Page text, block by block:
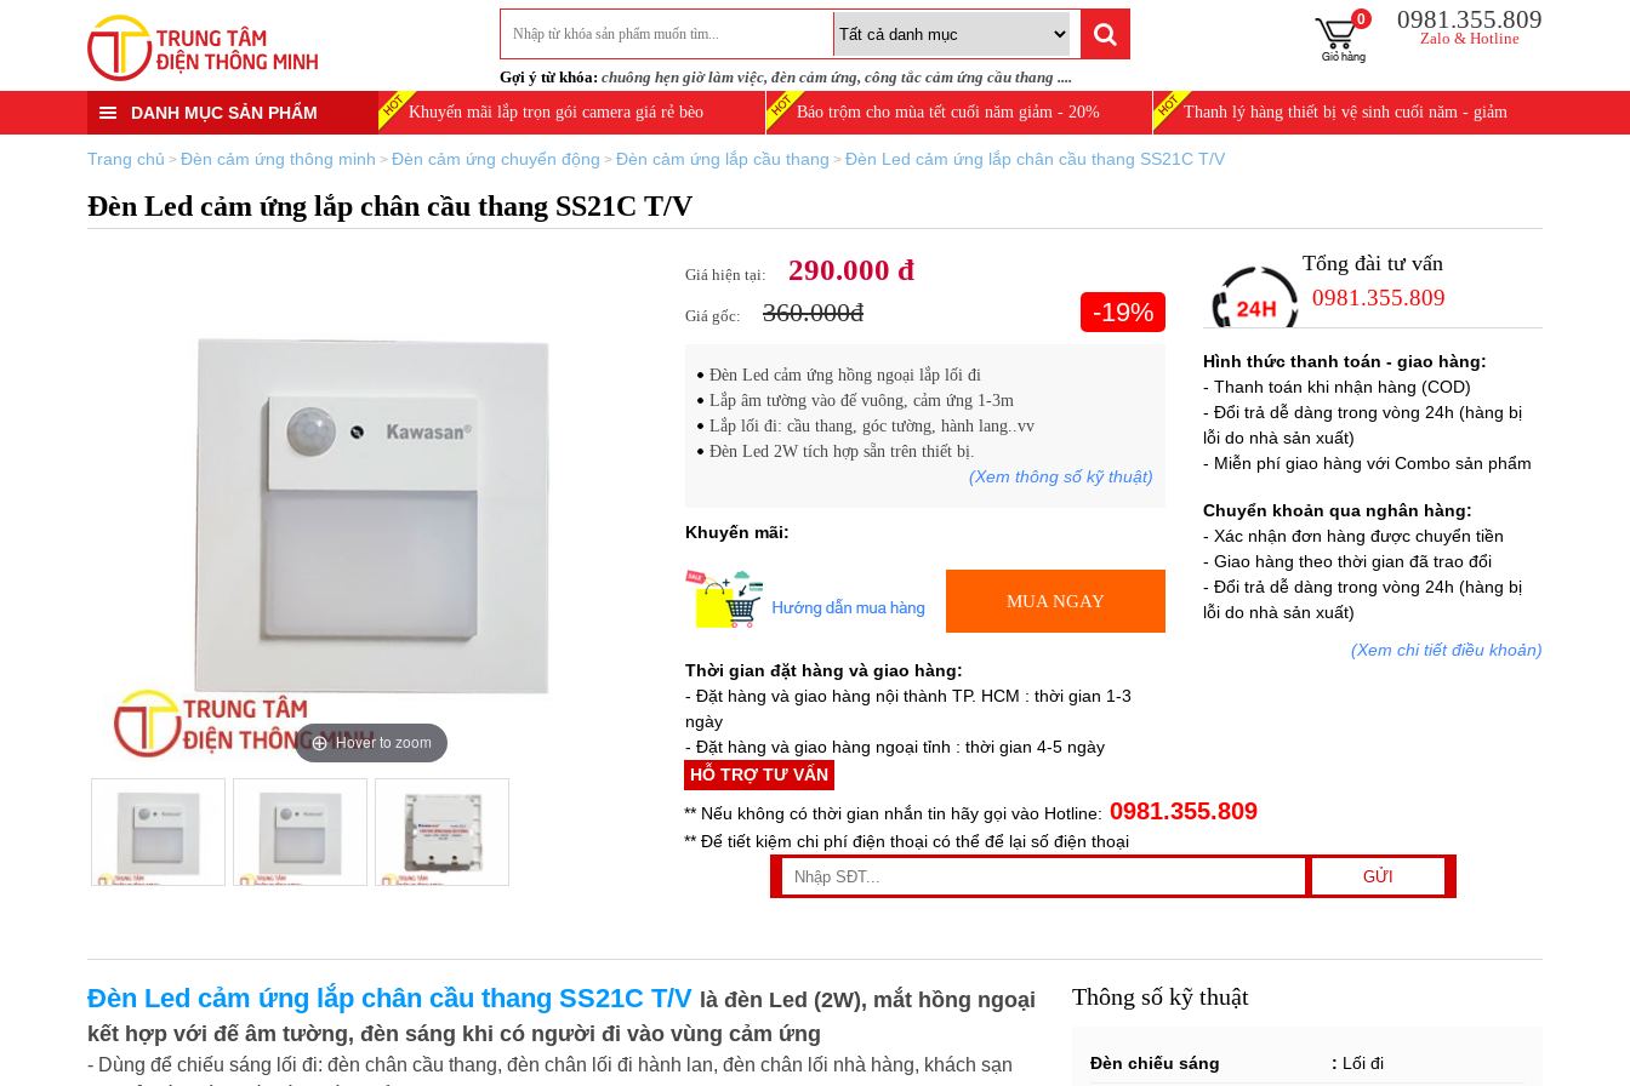
Gợi ý từ khóa: chuông hẹn giờ làm việc, đèn cảm ứng, công tắc cảm ứng cầu thang ....
0981.355.809
Zalo & Hotline
0
DANH MỤC SẢN PHẨM Khuyến mãi lắp trọn gói camera giá rẻ bèo Báo trộm cho mùa tết cuối năm giảm - 20% Thanh lý hàng thiết bị vệ sinh cuối năm - giảm
25%
Trang chủ > Đèn cảm ứng thông minh > Đèn cảm ứng chuyển động > Đèn cảm ứng lắp cầu thang > Đèn Led cảm ứng lắp chân cầu thang SS21C T/V
Đèn Led cảm ứng lắp chân cầu thang SS21C T/V
Hover to zoom
Hover to zoom
Hover to zoom
Giá hiện tại: 290.000 đ
Giá gốc: 360.000đ -19%
Đèn Led cảm ứng hồng ngoại lắp lối đi
Lắp âm tường vào đế vuông, cảm ứng 1-3m
Lắp lối đi: cầu thang, góc tường, hành lang..vv
Đèn Led 2W tích hợp sẵn trên thiết bị.
(Xem thông số kỹ thuật)
Khuyến mãi:
MUA NGAY
Thời gian đặt hàng và giao hàng:
- Đặt hàng và giao hàng nội thành TP. HCM : thời gian 1-3
ngày
- Đặt hàng và giao hàng ngoại tỉnh : thời gian 4-5 ngày
Tổng đài tư vấn
0981.355.809
Hình thức thanh toán - giao hàng:
- Thanh toán khi nhận hàng (COD)
- Đổi trả dễ dàng trong vòng 24h (hàng bị
lỗi do nhà sản xuất)
- Miễn phí giao hàng với Combo sản phẩm
Chuyển khoản qua nghân hàng:
- Xác nhận đơn hàng được chuyển tiền
- Giao hàng theo thời gian đã trao đổi
- Đổi trả dễ dàng trong vòng 24h (hàng bị
lỗi do nhà sản xuất)
(Xem chi tiết điều khoản)
HỖ TRỢ TƯ VẤN
** Nếu không có thời gian nhắn tin hãy gọi vào Hotline: 0981.355.809
** Để tiết kiệm chi phí điện thoại có thể để lại số điện thoại
Đèn Led cảm ứng lắp chân cầu thang SS21C T/V là đèn Led (2W), mắt hồng ngoại
kết hợp với đế âm tường, đèn sáng khi có người đi vào vùng cảm ứng
- Dùng để chiếu sáng lối đi: đèn chân cầu thang, đèn chân lối đi hành lan, đèn chân lối nhà hàng, khách sạn
Thông số kỹ thuật
Đèn chiếu sáng : Lối đi